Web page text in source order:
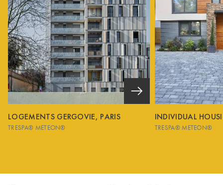
LOGEMENTS GERGOVIE, PARIS
TRESPA® METEON®
INDIVIDUAL
TRESPA® METEON®